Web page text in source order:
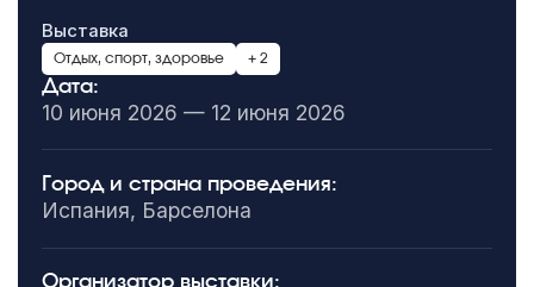
Выставка
Отдых, спорт, здоровье + 2
Дата:
10 июня 2026 — 12 июня 2026
Город и страна проведения:
Испания, Барселона
Организатор выставки: